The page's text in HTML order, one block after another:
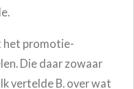
het promotie-
Die daar zowaar
vertelde B. over wat